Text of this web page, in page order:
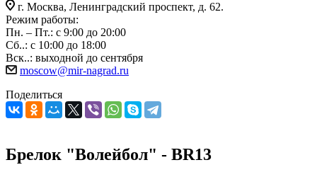
г. Москва, Ленинградский проспект, д. 62.
Режим работы:
Пн. – Пт.: с 9:00 до 20:00
Сб..: с 10:00 до 18:00
Вск..: выходной до сентября
moscow@mir-nagrad.ru
Поделиться
Брелок "Волейбол" - BR13